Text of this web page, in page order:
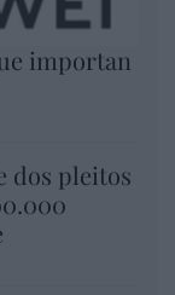
importan
dos pleitos